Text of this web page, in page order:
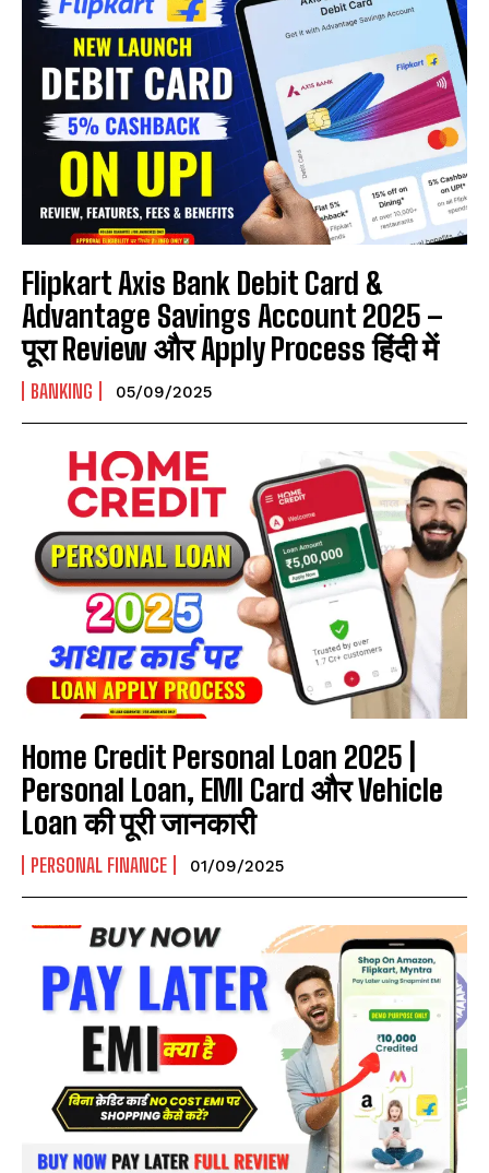
Flipkart Axis Bank Debit Card &
Advantage Savings Account 2025 –
पूरा Review और Apply Process हिंदी में
BANKING 05/09/2025
Home Credit Personal Loan 2025 |
Personal Loan, EMI Card और Vehicle
Loan की पूरी जानकारी
PERSONAL FINANCE 01/09/2025